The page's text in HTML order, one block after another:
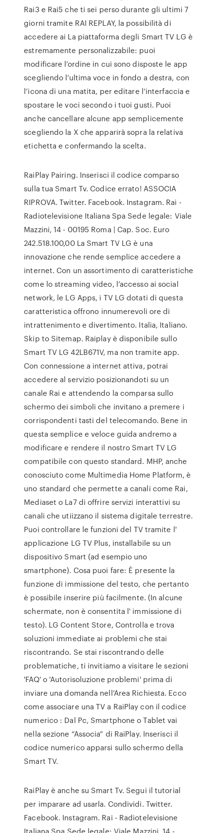
Rai3 e Rai5 che ti sei perso durante gli ultimi 7
giorni tramite RAI REPLAY, la possibilità di
accedere ai La piattaforma degli Smart TV LG è
estremamente personalizzabile: puoi
modificare l’ordine in cui sono disposte le app
scegliendo l’ultima voce in fondo a destra, con
l’icona di una matita, per editare l’interfaccia e
spostare le voci secondo i tuoi gusti. Puoi
anche cancellare alcune app semplicemente
scegliendo la X che apparirà sopra la relativa
etichetta e confermando la scelta.
RaiPlay Pairing. Inserisci il codice comparso
sulla tua Smart Tv. Codice errato! ASSOCIA
RIPROVA. Twitter. Facebook. Instagram. Rai -
Radiotelevisione Italiana Spa Sede legale: Viale
Mazzini, 14 - 00195 Roma | Cap. Soc. Euro
242.518.100,00 La Smart TV LG è una
innovazione che rende semplice accedere a
internet. Con un assortimento di caratteristiche
come lo streaming video, l’accesso ai social
network, le LG Apps, i TV LG dotati di questa
caratteristica offrono innumerevoli ore di
intrattenimento e divertimento. Italia, Italiano.
Skip to Sitemap. Raiplay è disponibile sullo
Smart TV LG 42LB671V, ma non tramite app.
Con connessione a internet attiva, potrai
accedere al servizio posizionandoti su un
canale Rai e attendendo la comparsa sullo
schermo dei simboli che invitano a premere i
corrispondenti tasti del telecomando. Bene in
questa semplice e veloce guida andremo a
modificare e rendere il nostro Smart TV LG
compatibile con questo standard. MHP, anche
conosciuto come Multimedia Home Platform, è
uno standard che permette a canali come Rai,
Mediaset o La7 di offrire servizi interattivi su
canali che utiizzano il sistema digitale terrestre.
Puoi controllare le funzioni del TV tramite l'
applicazione LG TV Plus, installabile su un
dispositivo Smart (ad esempio uno
smartphone). Cosa puoi fare: È presente la
funzione di immissione del testo, che pertanto
è possibile inserire più facilmente. (In alcune
schermate, non è consentita l' immissione di
testo). LG Content Store, Controlla e trova
soluzioni immediate ai problemi che stai
riscontrando. Se stai riscontrando delle
problematiche, ti invitiamo a visitare le sezioni
'FAQ' o 'Autorisoluzione problemi' prima di
inviare una domanda nell’Area Richiesta. Ecco
come associare una TV a RaiPlay con il codice
numerico : Dal Pc, Smartphone o Tablet vai
nella sezione “Associa” di RaiPlay. Inserisci il
codice numerico apparsi sullo schermo della
Smart TV.
RaiPlay è anche su Smart Tv. Segui il tutorial
per imparare ad usarla. Condividi. Twitter.
Facebook. Instagram. Rai - Radiotelevisione
Italiana Spa Sede legale: Viale Mazzini, 14 -